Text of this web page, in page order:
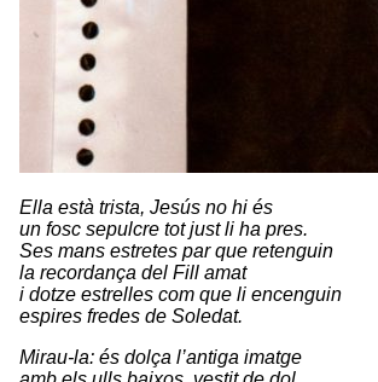
Ella està trista, Jesús no hi és
un fosc sepulcre tot just li ha pres.
Ses mans estretes par que retenguin
la recordança del Fill amat
i dotze estrelles com que li encenguin
espires fredes de Soledat.
Mirau-la: és dolça l’antiga imatge